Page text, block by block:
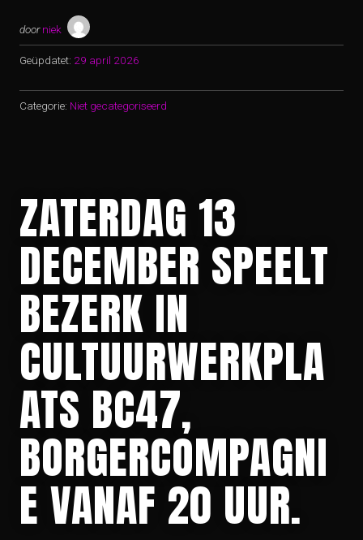
door niek
Geüpdatet: 29 april 2026
Categorie: Niet gecategoriseerd
ZATERDAG 13
DECEMBER SPEELT
BEZERK IN
CULTUURWERKPLA
ATS BC47,
BORGERCOMPAGNI
E VANAF 20 UUR.